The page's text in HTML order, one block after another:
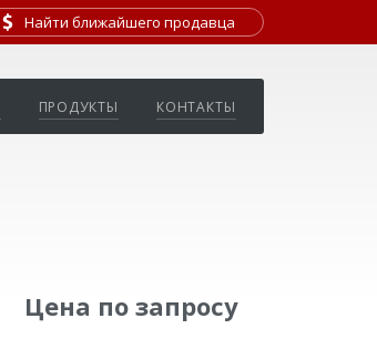
Найти ближайшего продавца
ПРОДУКТЫ КОНТАКТЫ
Цена по запросу